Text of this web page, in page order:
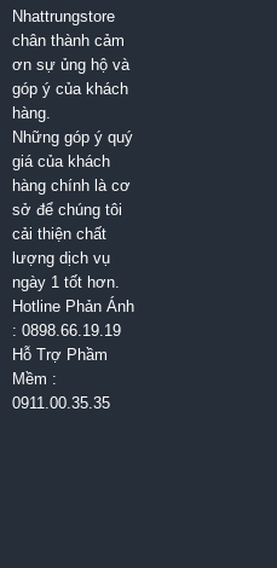
Nhattrungstore
chân thành cảm
ơn sự ủng hộ và
góp ý của khách
hàng.
Những góp ý quý
giá của khách
hàng chính là cơ
sở để chúng tôi
cải thiện chất
lượng dịch vụ
ngày 1 tốt hơn.
Hotline Phản Ánh
: 0898.66.19.19
Hỗ Trợ Phầm
Mềm :
0911.00.35.35